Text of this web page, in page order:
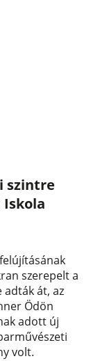
szintre
szerepelt a
át, az
Ödön
adott új
volt.